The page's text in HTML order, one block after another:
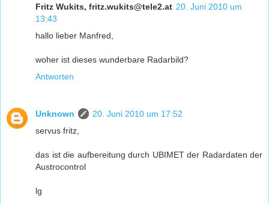
Fritz Wukits, fritz.wukits@tele2.at 20. Juni 2010 um
13:43
hallo lieber Manfred,
woher ist dieses wunderbare Radarbild?
Antworten
Unknown
20. Juni 2010 um 17:52
servus fritz,
das ist die aufbereitung durch UBIMET der Radardaten der
Austrocontrol
lg